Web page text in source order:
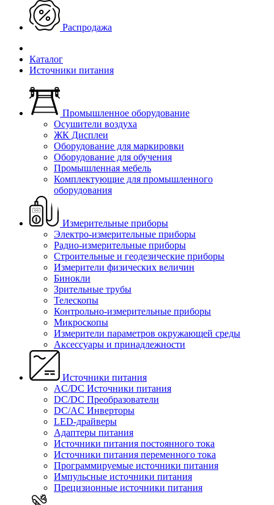
Распродажа
Каталог
Источники питания
Промышленное оборудование
Осушители воздуха
ЖК Дисплеи
Оборудование для маркировки
Оборудование для обучения
Промышленная мебель
Комплектующие для промышленного
оборудования
Измерительные приборы
Электро-измерительные приборы
Радио-измерительные приборы
Строительные и геодезические приборы
Измерители физических величин
Бинокли
Зрительные трубы
Телескопы
Контрольно-измерительные приборы
Микроскопы
Измерители параметров окружающей среды
Аксессуары и принадлежности
Источники питания
AC/DC Источники питания
DC/DC Преобразователи
DC/AC Инверторы
LED-драйверы
Адаптеры питания
Источники питания постоянного тока
Источники питания переменного тока
Программируемые источники питания
Импульсные источники питания
Прецизионные источники питания